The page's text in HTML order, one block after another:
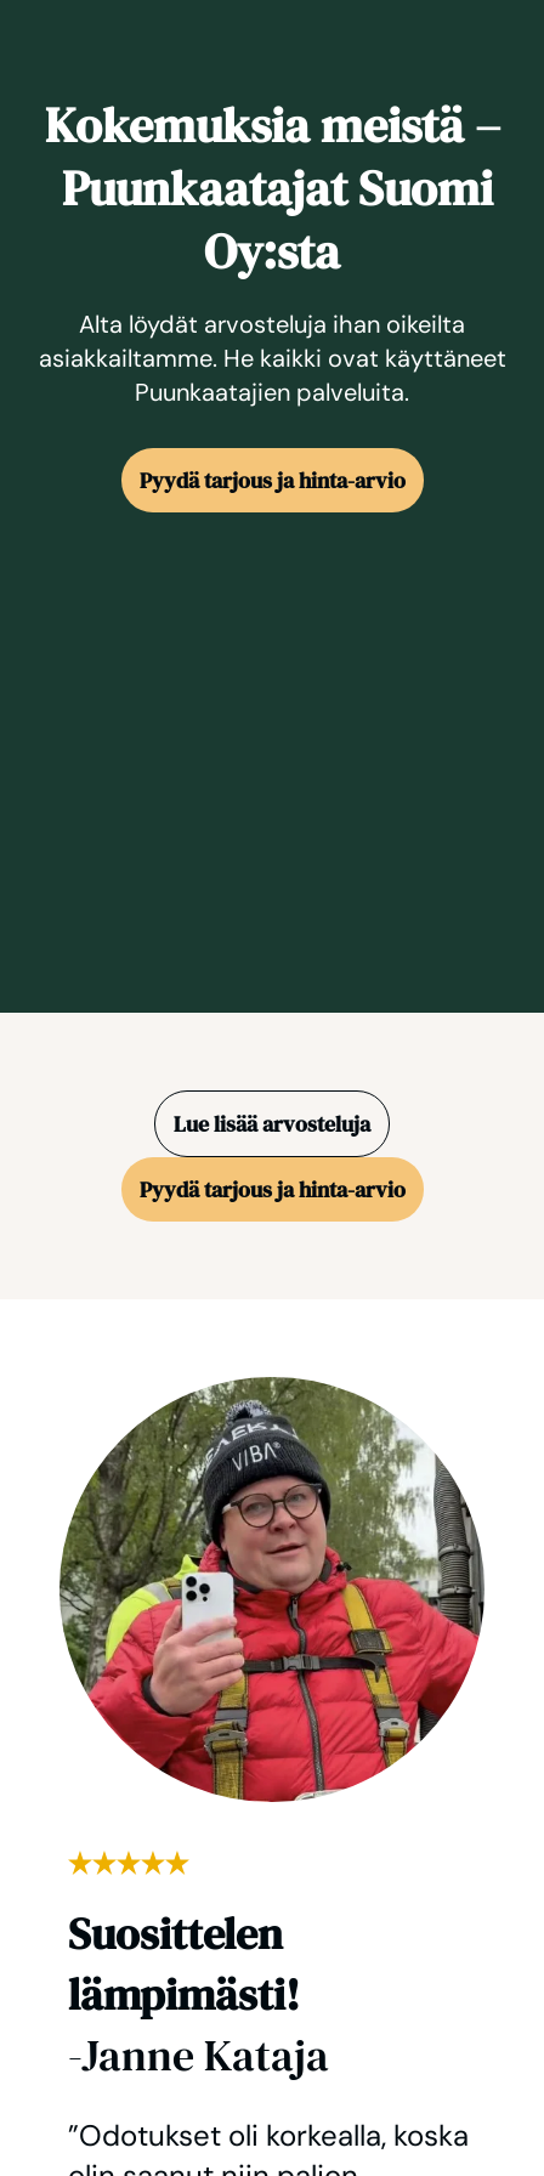
Kokemuksia meistä –
Puunkaatajat Suomi
Oy:sta
Alta löydät arvosteluja ihan oikeilta
asiakkailtamme. He kaikki ovat käyttäneet
Puunkaatajien palveluita.
Pyydä tarjous ja hinta-arvio
Lue lisää arvosteluja
Pyydä tarjous ja hinta-arvio
Suosittelen
lämpimästi!
-Janne Kataja
”Odotukset oli korkealla, koska